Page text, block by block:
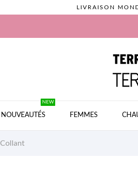
LIVRAISON
NOUVEAUTÉS
NEW
FEMMES
Collant